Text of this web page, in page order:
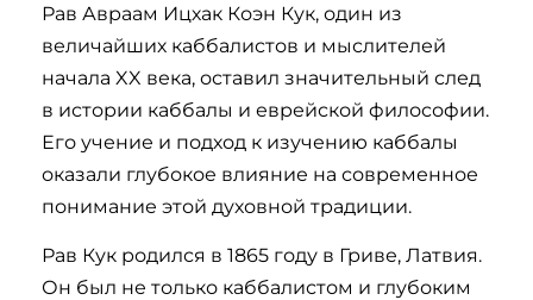
Рав Авраам Ицхак Коэн Кук, один из
величайших каббалистов и мыслителей
начала XX века, оставил значительный след
в истории каббалы и еврейской философии.
Его учение и подход к изучению каббалы
оказали глубокое влияние на современное
понимание этой духовной традиции.
Рав Кук родился в 1865 году в Гриве, Латвия.
Он был не только каббалистом и глубоким